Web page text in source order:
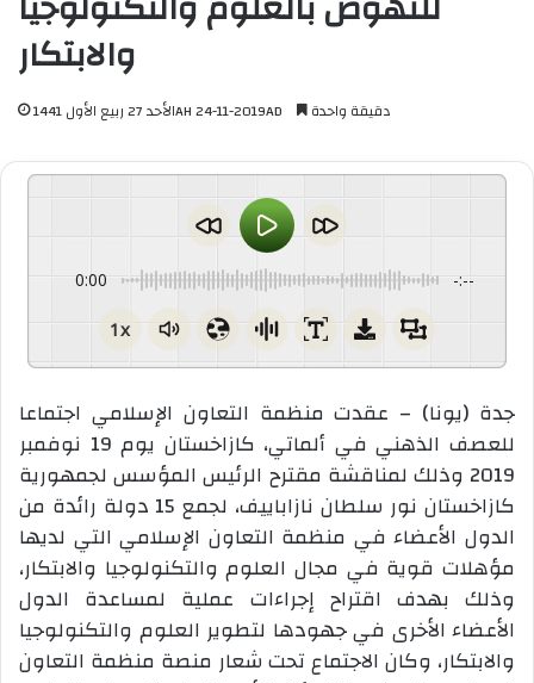
والابتكار
الأحد 27 ربيع الأول 1441AH 24-11-2019AD دقيقة واحدة
0:00 -:--
1x
جدة (يونا) – عقدت منظمة التعاون الإسلامي اجتماعا
للعصف الذهني في ألماتي، كازاخستان يوم 19 نوفمبر
2019 وذلك لمناقشة مقترح الرئيس المؤسس لجمهورية
كازاخستان نور سلطان نازاباييف، لجمع 15 دولة رائدة من
الدول الأعضاء في منظمة التعاون الإسلامي التي لديها
مؤهلات قوية في مجال العلوم والتكنولوجيا والابتكار،
وذلك بهدف اقتراح إجراءات عملية لمساعدة الدول
الأعضاء الأخرى في جهودها لتطوير العلوم والتكنولوجيا
والابتكار، وكان الاجتماع تحت شعار منصة منظمة التعاون